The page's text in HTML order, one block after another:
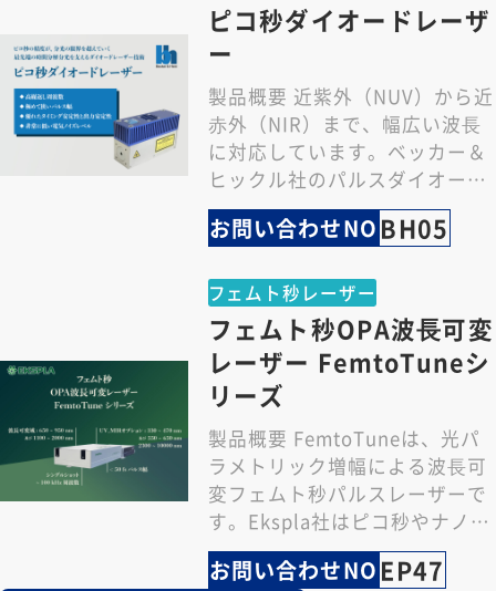
ピコ秒ダイオードレーザ
ー
製品概要 近紫外（NUV）から近
⾚外（NIR）まで、幅広い波⻑
に対応しています。ベッカー＆
ヒックル社のパルスダイオード
レーザーは、⻑年にわたる精密
光学技術の蓄積…
お問い合わせNO BH05
フェムト秒レーザー
フェムト秒OPA波⻑可変
レーザー FemtoTuneシ
リーズ
製品概要 FemtoTuneは、光パ
ラメトリック増幅による波⻑可
変フェムト秒パルスレーザーで
す。Ekspla社はピコ秒やナノ秒
の波⻑可変レーザーシステム、
1 J…
お問い合わせNO EP47